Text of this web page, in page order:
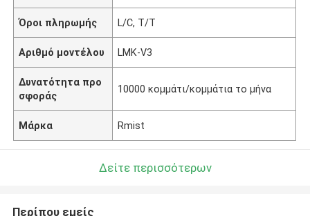
Όροι πληρωμής L/C, T/T
Αριθμό μοντέλου LMK-V3
Δυνατότητα προ
σφοράς
10000 κομμάτι/κομμάτια το μήνα
Μάρκα Rmist
Δείτε περισσότερων
Περίπου εμείς